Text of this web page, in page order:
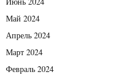
Май 2024
Апрель 2024
Март 2024
Февраль 2024